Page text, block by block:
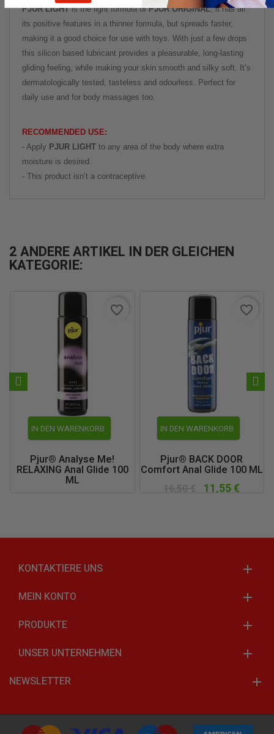
PJUR LIGHTis the light formula ofPJUR ORIGINAL; it has all
its positive features in a thinner formula, but spreads faster,
making it a good choice for use with toys. With just a few drops
this silicon based lubricant provides a pleasurable, long-lasting
gliding feeling, while making your skin smooth and silky soft. It’s
dermatologically tested, tasteless and odourless. Perfect for
daily use and for body massages too.
RECOMMENDED USE:
- Apply PJUR LIGHT to any area of the body where extra
moisture is desired.
- This product isn’t a contraceptive.
2 ANDERE ARTIKEL IN DER GLEICHEN
KATEGORIE:
IN DEN WARENKORB
Pjur® Analyse Me!
RELAXING Anal Glide 100
ML
favorite_border
IN DEN WARENKORB
Pjur® BACK DOOR
Comfort Anal Glide 100 ML
11,55 €
favorite_border
KONTAKTIERE UNS
MEIN KONTO
PRODUKTE
UNSER UNTERNEHMEN
NEWSLETTER